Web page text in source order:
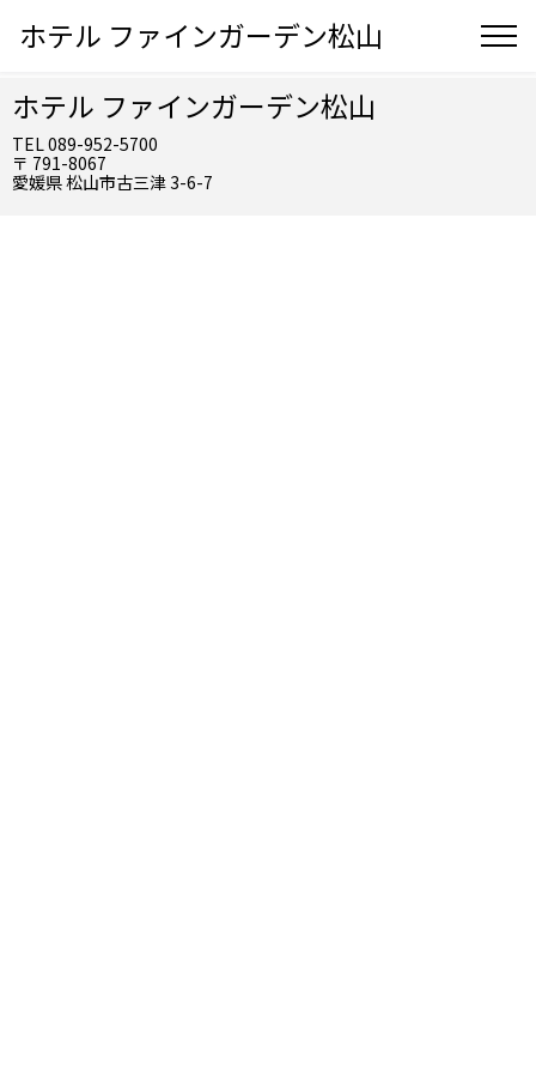
ホテル ファインガーデン松山
ホテル ファインガーデン松山
TEL 089-952-5700
〒 791-8067
愛媛県 松山市古三津 3-6-7